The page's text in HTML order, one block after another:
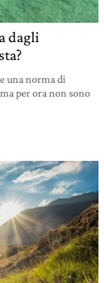
dagli
una norma di
per ora non sono